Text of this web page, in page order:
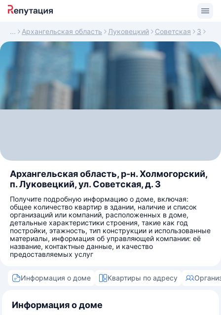
Архангельская область Луковецкий Советская 3
Архангельская область, р-н. Холмогорский,
п. Луковецкий, ул. Советская, д. 3
Получите подробную информацию о доме, включая:
общее количество квартир в здании, наличие и список
организаций или компаний, расположенных в доме,
детальные характеристики строения, такие как год
постройки, этажность, тип конструкции и использованные
материалы, информация об управляющей компании: её
название, контактные данные, и качество
предоставляемых услуг
Информация о доме Квартиры по адресу
Информация о доме